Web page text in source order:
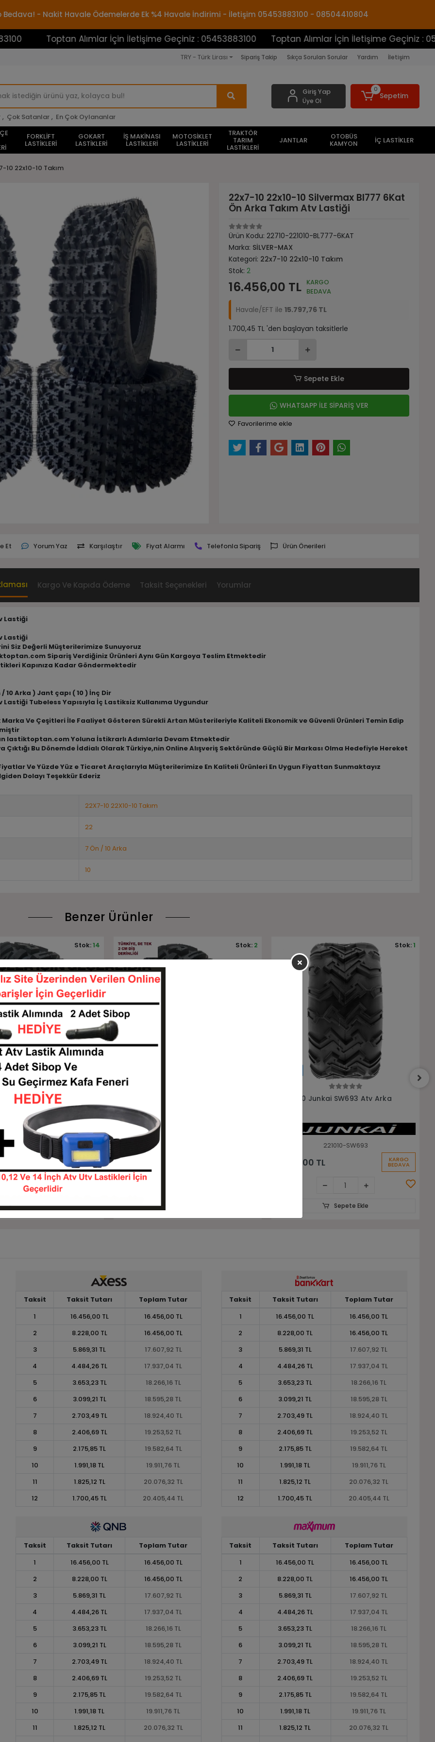
Bedava! - Nakit Havale Ödemelerde Ek %4 Havale İndirimi - İletişim 05453883100 - 08504410804
Toptan Alımlar İçin İletişime Geçiniz : 05453883100 Toptan Alımlar İçin İletişime Geçiniz :
TRY - Türk Lirası Sipariş Takip Sıkça Sorulan Sorular Yardım İletişim
, Çok Satanlar , En Çok Oylananlar
Giriş Yap
Üye Ol
0
Sepetim
FORKLİFT
LASTİKLERİ
GOKART
LASTİKLERİ
İŞ MAKİNASI
LASTİKLERİ
MOTOSİKLET
LASTİKLERİ
TRAKTÖR
TARIM
LASTİKLERİ
JANTLAR OTOBÜS
KAMYON İÇ LASTİKLER
10 22x10-10 Takım
22x7-10 22x10-10 Silvermax Bl777 6Kat
Ön Arka Takım Atv Lastiği
Ürün Kodu:22710-221010-BL777-6KAT
Marka: SİLVER-MAX
Kategori: 22x7-10 22x10-10 Takım
Stok:2
16.456,00 TL KARGO
BEDAVA
Havale/EFT ile15.797,76 TL
1.700,45 TL 'den başlayan taksitlerle
Sepete Ekle
WHATSAPP İLE SİPARİŞ VER
Favorilerime ekle
Et Yorum Yaz Karşılaştır Fiyat Alarmı Telefonla Sipariş Ürün Önerileri
Kargo Ve Kapıda Ödeme Taksit Seçenekleri Yorumlar
Lastiği
Lastiği
Siz Değerli Müşterilerimize Sunuyoruz
Sipariş Verdiğiniz Ürünleri Aynı Gün Kargoya Teslim Etmektedir
Kapınıza Kadar Göndermektedir
10 Arka ) Jant çapı ( 10 ) İnç Dir
Lastiği Tubeless Yapısıyla İç Lastiksiz Kullanıma Uygundur
Ve Çeşitleri İle Faaliyet Gösteren Sürekli Artan Müsterileriyle Kaliteli Ekonomik ve Güvenli Ürünleri Temin Edip
lastiktoptan.com Yoluna İstikrarlı Adımlarla Devam Etmektedir
Bu Dönemde İddialı Olarak Türkiye,nin Online Alışveriş Sektöründe Güçlü Bir Markası Olma Hedefiyle Hereket
Ve Yüzde Yüz e Ticaret Araçlarıyla Müşterilerimize En Kaliteli Ürünleri En Uygun Fiyattan Sunmaktayız
Dolayı Teşekkür Ederiz
22X7-10 22X10-10 Takım
22
7 Ön / 10 Arka
10
Benzer Ürünler
Sepete Ekle
BL780 Silvermax Atv
22710--BL780
KARGO
BEDAVA
Stok:2
Sepete Ekle
Lastiği
4.250,00 TL
Stok:1
21X7-10 22X10-10 Junkai jk600 Ön
21710-221010-JK600
14.500,00 TL KARGO
BEDAVA
Stok:6
Sepete Ekle
Taksit Taksit Tutarı
Toplam Tutar
1
16.456,00 TL
16.456,00 TL
2
8.228,00 TL
16.456,00 TL
3
5.869,31 TL
17.607,92 TL
4
4.484,26 TL
17.937,04 TL
5
3.653,23 TL
18.266,16 TL
6
3.099,21 TL
18.595,28 TL
7
2.703,49 TL
18.924,40 TL
8
2.406,69 TL
19.253,52 TL
9
2.175,85 TL
19.582,64 TL
10
1.991,18 TL
19.911,76 TL
11
1.825,12 TL
20.076,32 TL
12
1.700,45 TL 20.405,44 TL
Taksit Taksit Tutarı
Toplam Tutar
1
16.456,00 TL
16.456,00 TL
2
8.228,00 TL
16.456,00 TL
3
5.869,31 TL
17.607,92 TL
4
4.484,26 TL
17.937,04 TL
5
3.653,23 TL
18.266,16 TL
6
3.099,21 TL
18.595,28 TL
7
2.703,49 TL
18.924,40 TL
8
2.406,69 TL
19.253,52 TL
9
2.175,85 TL
19.582,64 TL
10
1.991,18 TL
19.911,76 TL
11
1.825,12 TL
20.076,32 TL
12
1.700,45 TL 20.405,44 TL
Taksit Taksit Tutarı
Toplam Tutar
1
16.456,00 TL
16.456,00 TL
2
8.228,00 TL
16.456,00 TL
3
5.869,31 TL
17.607,92 TL
4
4.484,26 TL
17.937,04 TL
5
3.653,23 TL
18.266,16 TL
6
3.099,21 TL
18.595,28 TL
7
2.703,49 TL
18.924,40 TL
8
2.406,69 TL
19.253,52 TL
9
2.175,85 TL
19.582,64 TL
10
1.991,18 TL
19.911,76 TL
11
1.825,12 TL
20.076,32 TL
Taksit Taksit Tutarı
Toplam Tutar
1
16.456,00 TL
16.456,00 TL
2
8.228,00 TL
16.456,00 TL
3
5.869,31 TL
17.607,92 TL
4
4.484,26 TL
17.937,04 TL
5
3.653,23 TL
18.266,16 TL
6
3.099,21 TL
18.595,28 TL
7
2.703,49 TL
18.924,40 TL
8
2.406,69 TL
19.253,52 TL
9
2.175,85 TL
19.582,64 TL
10
1.991,18 TL
19.911,76 TL
11
1.825,12 TL
20.076,32 TL